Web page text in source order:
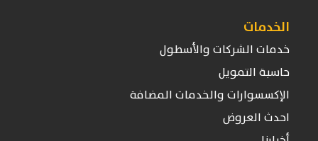
الخدمات
خدمات الشركات والأسطول
حاسبة التمويل
الإكسسوارات والخدمات المضافة
احدث العروض